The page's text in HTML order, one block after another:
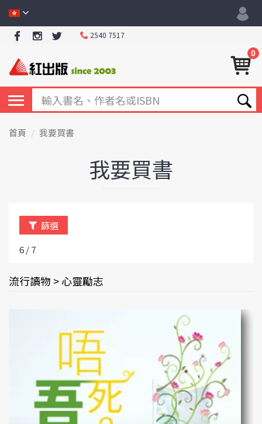
2540 7517
0
首頁 我要買書
我要買書
篩選
6 / 7
流行讀物 > 心靈勵志